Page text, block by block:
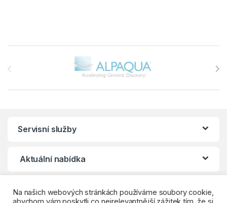
Brands Carousel
Servisní služby
Aktuální nabídka
Klientské centrum
Na našich webových stránkách používáme soubory cookie,